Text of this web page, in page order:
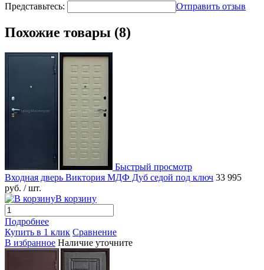
Представьтесь: Отправить отзыв
Похожие товары (8)
Быстрый просмотр
Входная дверь Виктория МДФ Дуб седой под ключ 33 995
руб. / шт.
В корзину
Подробнее
Купить в 1 клик Сравнение
В избранное Наличие уточните